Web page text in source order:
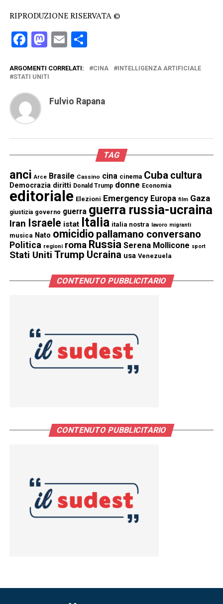
RIPRODUZIONE RISERVATA ©
Facebook
Mastodon
Email
ARGOMENTI CORRELATI: CINA
INTELLIGENZA ARTIFICIALE
STATI UNITI
Fulvio Rapana
TAG
anci Arce Brasile Cassino cina cinema Cuba cultura
Democrazia diritti Donald Trump donne Economia
editoriale Elezioni Emergency Europa film Gaza
giustizia governo guerra guerra russia-ucraina
Iran Israele istat Italia italia nostra lavoro migranti
musica Nato omicidio pallamano conversano
Politica regioni roma Russia Serena Mollicone sport
Stati Uniti Trump Ucraina usa Venezuela
CONTENUTO PUBBLICITARIO
CONTENUTO PUBBLICITARIO